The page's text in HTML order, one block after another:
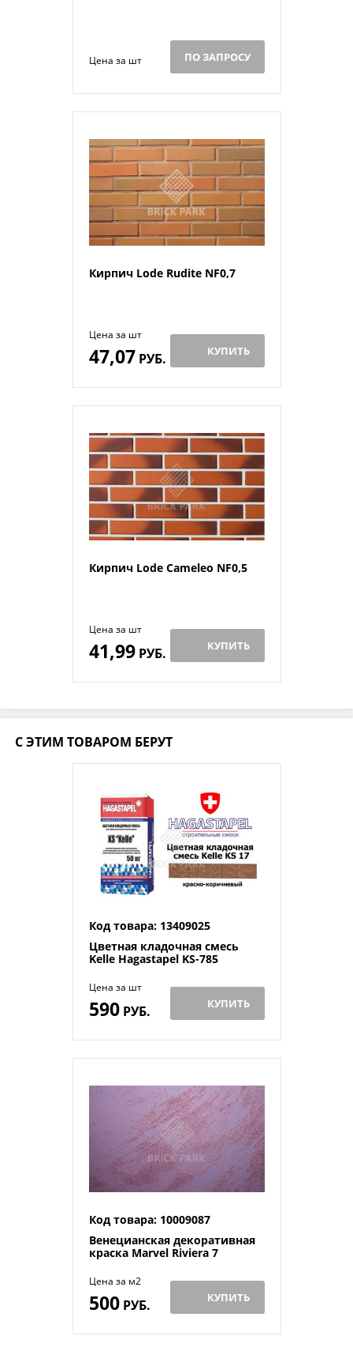
Цена за шт ПО ЗАПРОСУ
Кирпич Lode Rudite NF0,7
Цена за шт
47,07 РУБ. КУПИТЬ
Кирпич Lode Cameleo NF0,5
Цена за шт
41,99РУБ. КУПИТЬ
С ЭТИМ ТОВАРОМ БЕРУТ
Код товара: 13409025
Цветная кладочная смесь
Kelle Hagastapel KS-785
Цена за шт
590РУБ. КУПИТЬ
Код товара: 10009087
Венецианская декоративная
краска Marvel Riviera 7
Цена за м2
500РУБ. КУПИТЬ